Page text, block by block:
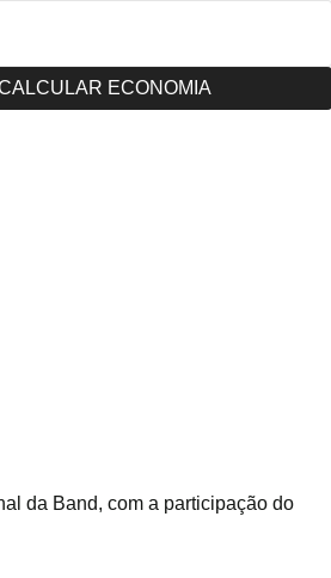
ECONOMIA
da Band, com a participação do